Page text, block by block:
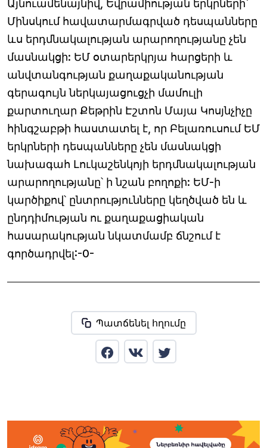
Այնուամենայնիվ, Եվրամիության երկրների՝
Մինսկում հավատարմագրված դեսպանները
ևս երդմնակալության արարողությանը չեն
մասնակցի: ԵՄ օտարերկրյա հարցերի և
անվտանգության քաղաքականության
գերագույն ներկայացուցչի մամուլի
քարտուղար Քեթրին Էշտոն Մայա Կոսյնչիչը
հինգշաբթի հաստատել է, որ Բելառուսում ԵՄ
երկրների դեսպանները չեն մասնակցի
նախագահ Լուկաշենկոյի երդմնակալության
արարողությանը՝ ի նշան բողոքի: ԵՄ-ի
կարծիքով՝ ընտրությունները կեղծված են և
ընդդիմության ու քաղաքացիական
հասարակության նկատմամբ ճնշում է
գործադրվել:-0-
Պատճենել հղումը